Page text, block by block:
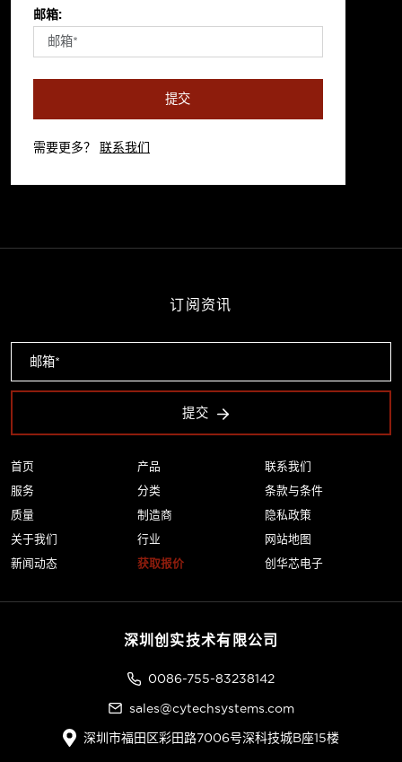
邮箱:
提交
需要更多？ 联系我们
首页
服务
质量
关于我们
新闻动态
产品
分类
制造商
行业
获取报价
联系我们
条款与条件
隐私政策
网站地图
创华芯电子
订阅资讯
提交
深圳创实技术有限公司
0086-755-83238142
sales@cytechsystems.com
深圳市福田区彩田路7006号深科技城B座15楼